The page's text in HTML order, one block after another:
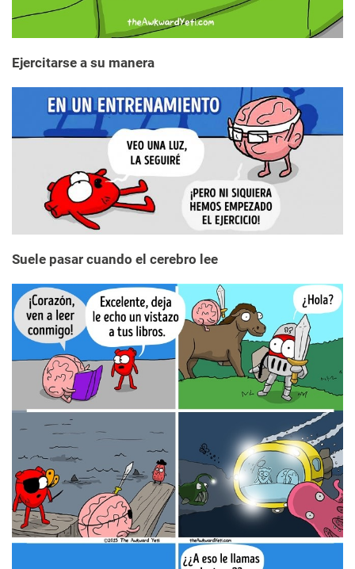
Ejercitarse a su manera
Suele pasar cuando el cerebro lee